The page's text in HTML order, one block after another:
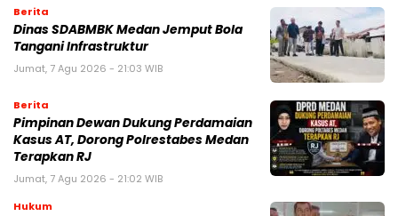
Berita
Dinas SDABMBK Medan Jemput Bola
Tangani Infrastruktur
Jumat, 7 Agu 2026 - 21:03 WIB
Berita
Pimpinan Dewan Dukung Perdamaian
Kasus AT, Dorong Polrestabes Medan
Terapkan RJ
Jumat, 7 Agu 2026 - 21:02 WIB
Hukum